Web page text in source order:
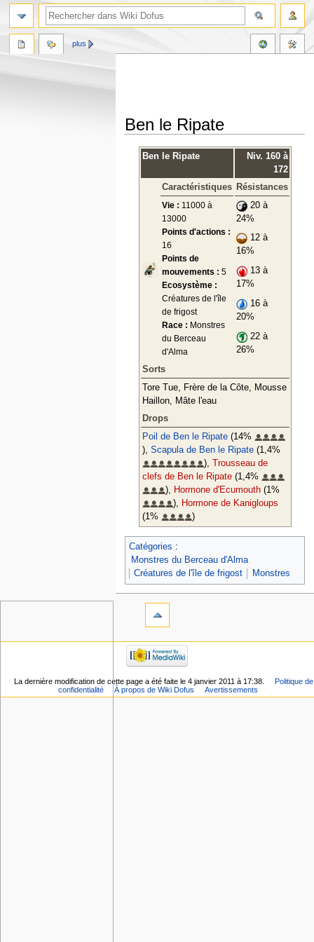
Ben le Ripate
navigation
recherche
Ben le Ripate
Niv. 160 à
172
Caractéristiques
Résistances
Vie : 11000 à
13000
Points d'actions :
16
Points de
mouvements : 5
Ecosystème :
Créatures de l'île
de frigost
Race : Monstres
du Berceau
d'Alma
20 à
24%
12 à
16%
13 à
17%
16 à
20%
22 à
26%
Sorts
Tore Tue, Frère de la Côte, Mousse
Haillon, Mâte l'eau
Drops
Poil de Ben le Ripate(14%
), Scapula de Ben le Ripate(1,4%
),
Trousseau de
clefs de Ben le Ripate(1,4%
), Hormone d'Ecumouth(1%
), Hormone de Kanigloups
(1%
)
Catégories :
Monstres du Berceau d'Alma
Créatures de l'île de frigost
Monstres
plus
La dernière modification de cette page a été faite le 4 janvier 2011 à 17:38.
Politique de
confidentialité
À propos de Wiki Dofus Avertissements